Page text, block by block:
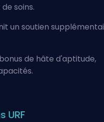
soins.
un soutien
de hâte d'aptitude,
URF